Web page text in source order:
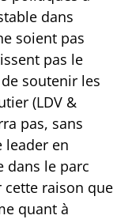
dans
soient pas
pas le
soutenir les
(LDV &
pas, sans
en
dans le parc
raison que
quant à